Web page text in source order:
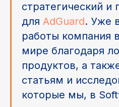
стратегический и
для AdGuard. Уже
работы компания
мире благодаря
продуктов, а
статьям и
которые мы, в